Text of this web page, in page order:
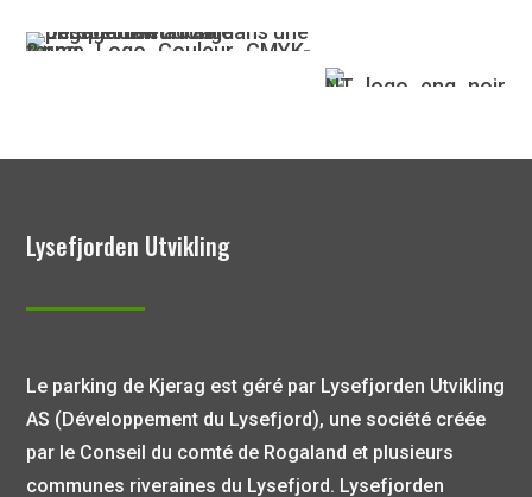
Lysefjorden Utvikling
Le parking de Kjerag est géré par Lysefjorden Utvikling
AS (Développement du Lysefjord), une société créée
par le Conseil du comté de Rogaland et plusieurs
communes riveraines du Lysefjord. Lysefjorden